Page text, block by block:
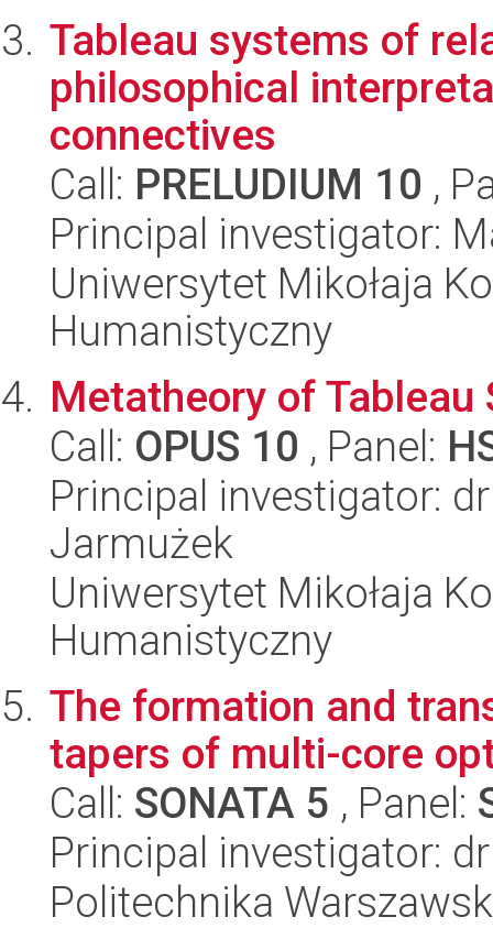
Tableau systems of
philosophical
connectives
Call: PRELUDIUM 10 ,
Principal investigator:
Uniwersytet Mikołaja
Humanistyczny
Metatheory of Tableau
Call: OPUS 10 , Panel:
Principal investigator:
Jarmużek
Uniwersytet Mikołaja
Humanistyczny
The formation and
tapers of multi-core
Call: SONATA 5 , Panel:
Principal investigator:
Politechnika